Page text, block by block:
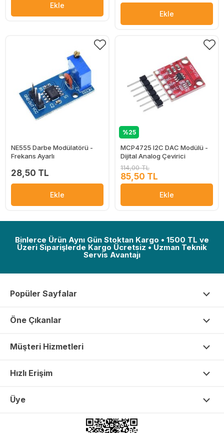
Ekle
Ekle
NE555 Darbe Modülatörü -
Frekans Ayarlı
28,50 TL
Ekle
%25
MCP4725 I2C DAC Modülü -
Dijital Analog Çevirici
114,00 TL
85,50 TL
Ekle
Binlerce Ürün Aynı Gün Stoktan Kargo • 1500 TL ve
Üzeri Siparişlerde Kargo Ücretsiz • Uzman Teknik
Servis Avantajı
Popüler Sayfalar
Öne Çıkanlar
Müşteri Hizmetleri
Hızlı Erişim
Üye